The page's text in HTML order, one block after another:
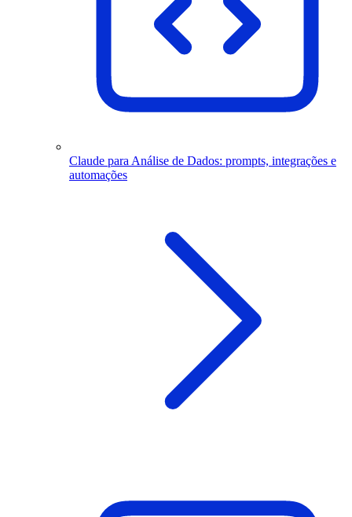
Claude para Análise de Dados: prompts, integrações e
automações